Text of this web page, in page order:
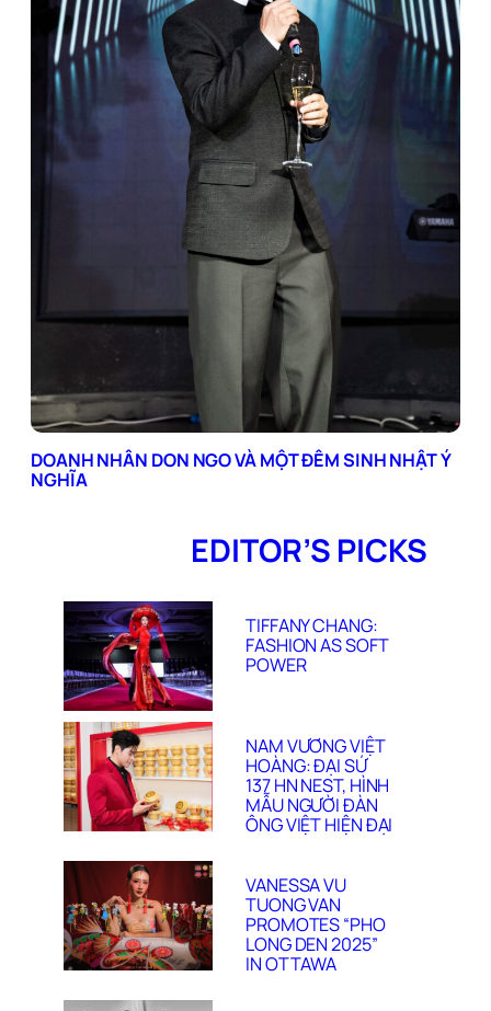
DOANH NHÂN DON NGO VÀ MỘT ĐÊM SINH NHẬT Ý
NGHĨA
EDITOR’S PICKS
TIFFANY CHANG:
FASHION AS SOFT
POWER
NAM VƯƠNG VIỆT
HOÀNG: ĐẠI SỨ
137 HN NEST, HÌNH
MẪU NGƯỜI ĐÀN
ÔNG VIỆT HIỆN ĐẠI
VANESSA VU
TUONG VAN
PROMOTES “PHO
LONG DEN 2025”
IN OTTAWA